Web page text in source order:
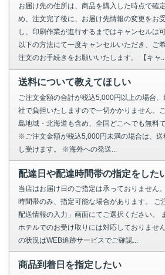
お届け先の住所は、商品を購入した時点で確
め、注文完了後に、お届け先情報の変更をお
し、印刷作業が進行するまではキャンセルは
以下の方法にて一度キャンセルいただき、ご
注文のお手続きをお願いいたします。 【キャ
送料について教えてほしい
ご注文金額の合計が税込5,000円以上の場合
社で負担いたしますので一切かかりません。
島地域・北海道も含め、全国どこへでも無料
※ご注文金額が税込5,000円未満の場合は、送
し受けます。 ※海外への発送...
配達日や配達時間帯の指定をした
当店はお届け日のご指定は承っておりません
時間帯のみ、指定可能な場合があります。 ご
配送情報の入力」画面にてご選択ください。
ホテルでのお受け取りには対応しておりませ
の状況はWEB追跡サービスでご確認...
商品到着日を指定したい